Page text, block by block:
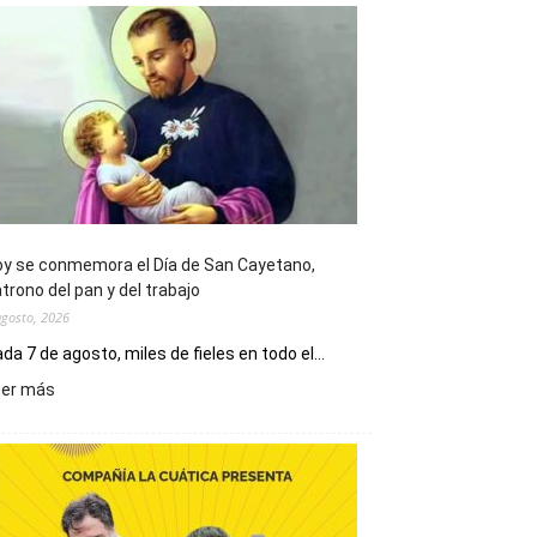
se conmemora el Día de San Cayetano,
del pan y del trabajo
2026
7 de agosto, miles de fieles en todo el...
más
conmemora
el
Día